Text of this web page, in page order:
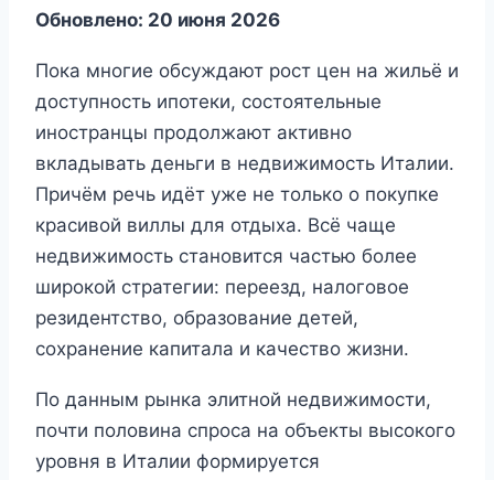
Обновлено: 20 июня 2026
Пока многие обсуждают рост цен на жильё и
доступность ипотеки, состоятельные
иностранцы продолжают активно
вкладывать деньги в недвижимость Италии.
Причём речь идёт уже не только о покупке
красивой виллы для отдыха. Всё чаще
недвижимость становится частью более
широкой стратегии: переезд, налоговое
резидентство, образование детей,
сохранение капитала и качество жизни.
По данным рынка элитной недвижимости,
почти половина спроса на объекты высокого
уровня в Италии формируется